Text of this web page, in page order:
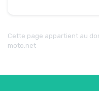
Cette page appartient au
moto.net